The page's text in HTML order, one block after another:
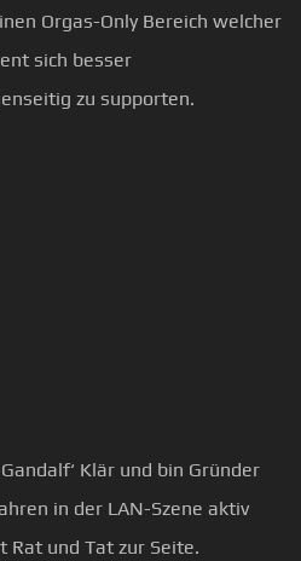
Orgas-Only Bereich welcher
sich besser
zu supporten.
Klär und bin Gründer
in der LAN-Szene aktiv
und Tat zur Seite.